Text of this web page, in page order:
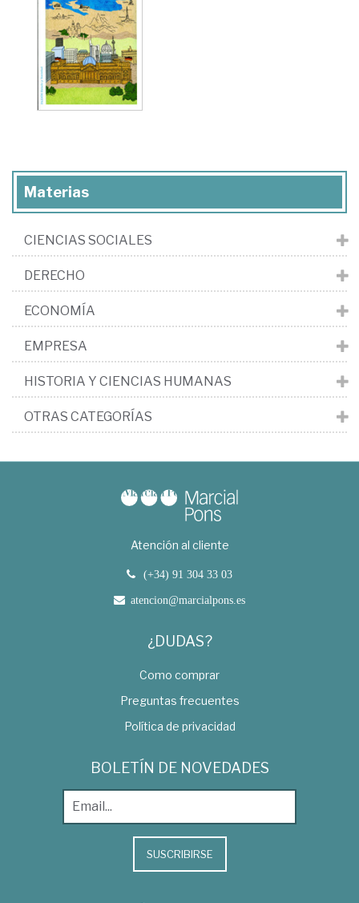
Materias
CIENCIAS SOCIALES
DERECHO
ECONOMÍA
EMPRESA
HISTORIA Y CIENCIAS HUMANAS
OTRAS CATEGORÍAS
Atención al cliente
(+34) 91 304 33 03
atencion@marcialpons.es
¿DUDAS?
Como comprar
Preguntas frecuentes
Política de privacidad
BOLETÍN DE NOVEDADES
SUSCRIBIRSE